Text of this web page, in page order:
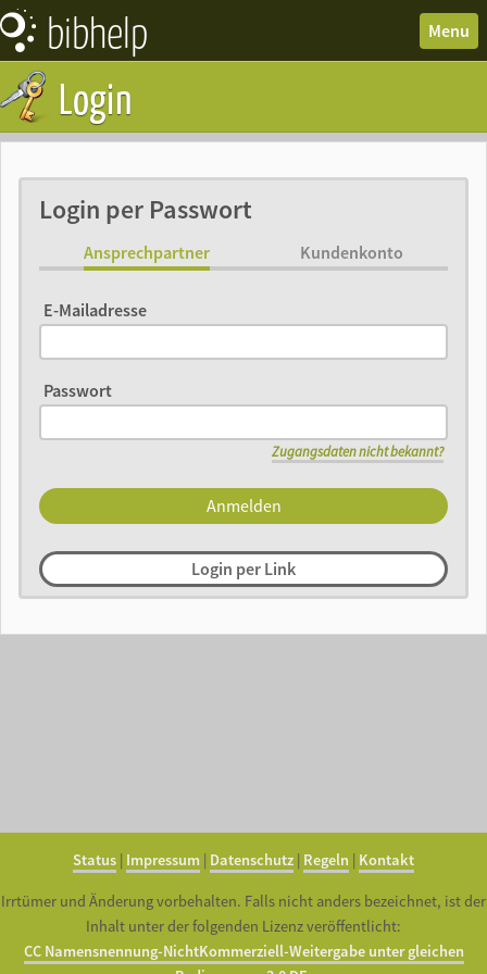
Menu
News
Forum
Wissen
Downloads
bibhelp
Login
Login per Passwort
Ansprechpartner Kundenkonto
E-Mailadresse
Passwort
Zugangsdaten nicht bekannt?
Login per Link
Status Impressum Datenschutz Regeln Kontakt
Irrtümer und Änderung vorbehalten. Falls nicht anders bezeichnet, ist der
Inhalt unter der folgenden Lizenz veröffentlicht:
CC Namensnennung-NichtKommerziell-Weitergabe unter gleichen